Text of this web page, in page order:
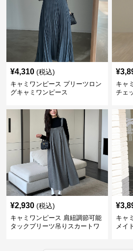
¥4,310 (税込)
キャミワンピース プリーツロン
グキャミワンピース
¥
キャ
チェ
¥2,930 (税込)
キャミワンピース 肩紐調節可能
タックプリーツ吊りスカートワ
¥
キャ
メイ